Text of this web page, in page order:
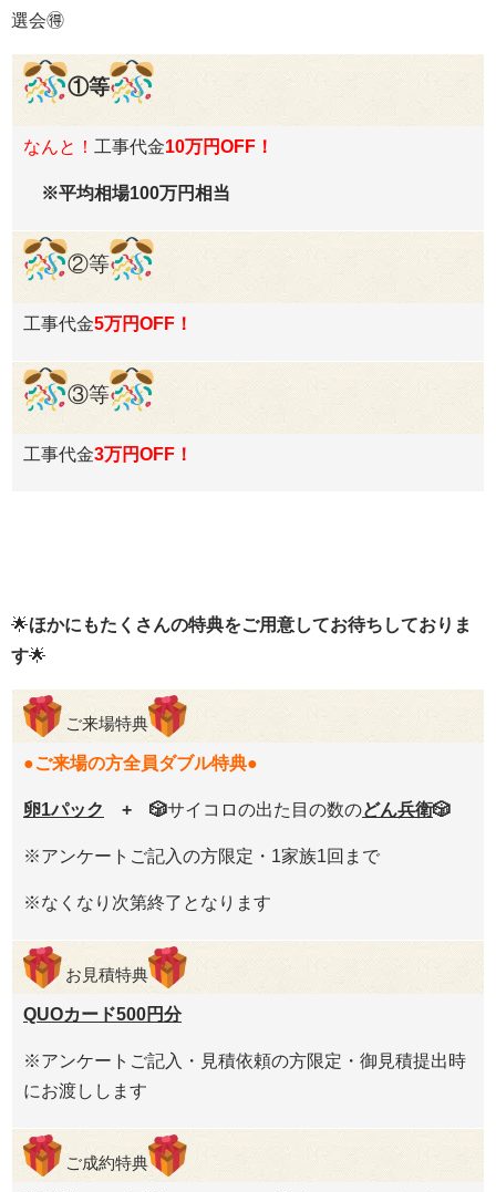
選会🉐
①等
なんと！ 工事代金10万円OFF！
※平均相場100万円相当
②等
工事代金5万円OFF！
③等
工事代金3万円OFF！
🌟ほかにもたくさんの特典をご用意してお待ちしておりま
す🌟
ご来場特典
●ご来場の方全員ダブル特典●
卵1パック + 🎲サイコロの出た目の数のどん兵衛🎲
※アンケートご記入の方限定・1家族1回まで
※なくなり次第終了となります
お見積特典
QUOカード500円分
※アンケートご記入・見積依頼の方限定・御見積提出時
にお渡しします
ご成約特典